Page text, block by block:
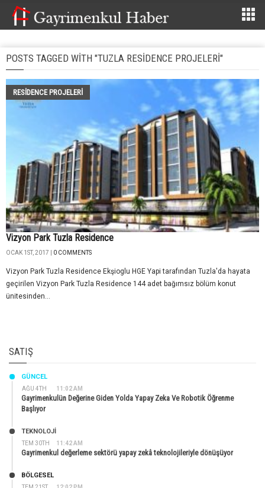
POSTS TAGGED WITH "TUZLA RESIDENCE PROJELERI"
RESIDENCE PROJELERI
Vizyon Park Tuzla Residence
OCAK 1ST, 2017 | 0 COMMENTS
Vizyon Park Tuzla Residence Ekşioglu HGE Yapi tarafından Tuzla'da hayata
geçirilen Vizyon Park Tuzla Residence 144 adet bağımsız bölüm konut
ünitesinden...
SATIŞ
AĞU 4TH 11:02 AM
GÜNCEL
Gayrimenkulün Değerine Giden Yolda Yapay Zeka Ve Robotik Öğrenme
Başlıyor
TEM 30TH 11:42 AM
TEKNOLOJİ
Gayrimenkul değerleme sektörü yapay zekâ teknolojileriyle dönüşüyor
BÖLGESEL